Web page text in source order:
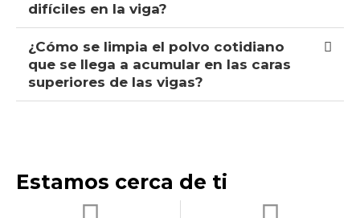
difíciles en la viga?
¿Cómo se limpia el polvo cotidiano
que se llega a acumular en las caras
superiores de las vigas?
Estamos cerca de ti